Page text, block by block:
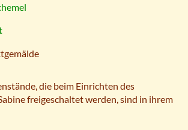
die beim Einrichten des
freigeschaltet werden, sind in ihrem